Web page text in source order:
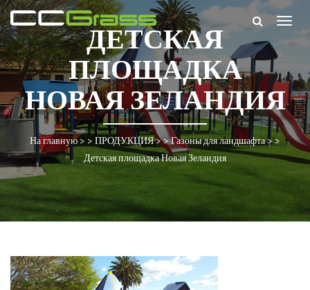
ДЕТСКАЯ
ПЛОЩАДКА
НОВАЯ ЗЕЛАНДИЯ
На главную> > ПРОДУКЦИЯ> >Газоны для ландшафта> >
Детская площадка Новая Зеландия